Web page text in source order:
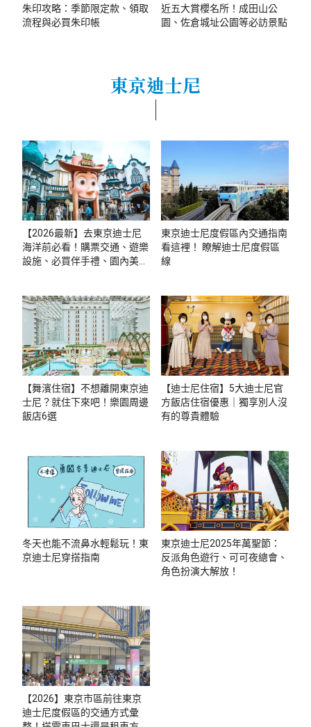
朱印攻略：季節限定款、領取
流程與必買朱印帳
近五大賞櫻名所！成田山公
園、佐倉城址公園等必訪景點
東京迪士尼
【2026最新】去東京迪士尼
海洋前必看！購票交通、遊樂
設施、必買伴手禮、園內美食
東京迪士尼度假區內交通指南
看這裡！ 瞭解迪士尼度假區
線
【舞濱住宿】不想離開東京迪
士尼？就住下來吧！樂園周邊
飯店6選
【迪士尼住宿】5大迪士尼官
方飯店住宿優惠｜獨享別人沒
有的尊貴體驗
冬天也能不流鼻水輕鬆玩！東
京迪士尼穿搭指南
東京迪士尼2025年萬聖節：
反派角色遊行、可可夜總會、
角色扮演大解放！
【2026】東京市區前往東京
迪士尼度假區的交通方式彙